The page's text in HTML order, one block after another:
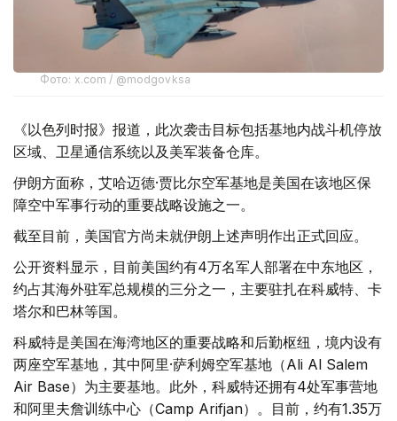
Фото: x.com / @modgovksa
《以色列时报》报道，此次袭击目标包括基地内战斗机停放
区域、卫星通信系统以及美军装备仓库。
伊朗方面称，艾哈迈德·贾比尔空军基地是美国在该地区保
障空中军事行动的重要战略设施之一。
截至目前，美国官方尚未就伊朗上述声明作出正式回应。
公开资料显示，目前美国约有4万名军人部署在中东地区，
约占其海外驻军总规模的三分之一，主要驻扎在科威特、卡
塔尔和巴林等国。
科威特是美国在海湾地区的重要战略和后勤枢纽，境内设有
两座空军基地，其中阿里·萨利姆空军基地（Ali Al Salem
Air Base）为主要基地。此外，科威特还拥有4处军事营地
和阿里夫詹训练中心（Camp Arifjan）。目前，约有1.35万